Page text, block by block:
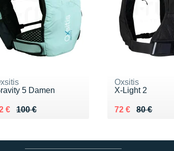
5 Damen
100 €
lieu de 100 €
€ 72 €
Oxsitis
X-Light 2
80 €
Au lieu de 80 €
72 €
Vendu 72 €